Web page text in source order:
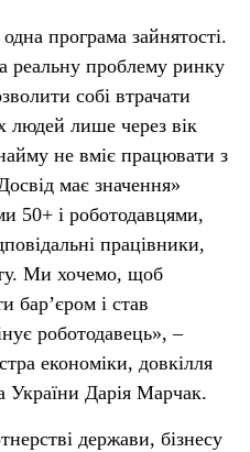
програма зайнятості.
реальну проблему ринку
собі втрачати
людей лише через вік
не вміє працювати з
має значення»
50+ і роботодавцями,
працівники,
Ми хочемо, щоб
бар’єром і став
роботодавець», –
економіки, довкілля
України Дарія Марчак.
держави, бізнесу